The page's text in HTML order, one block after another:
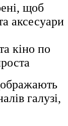
щоб
аксесуари
кіно по
галузі,